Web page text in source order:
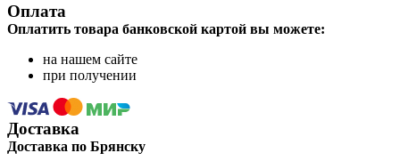
Оплата
Оплатить товара банковской картой вы можете:
на нашем сайте
при получении
Доставка
Доставка по Брянску